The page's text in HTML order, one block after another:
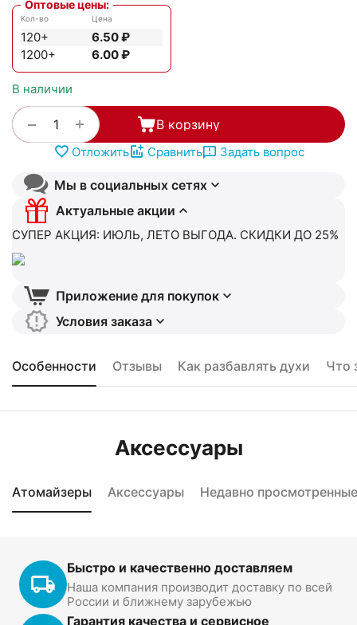
Оптовые цены:
Кол-во
120+
1200+
Цена
6.50₽
6.00₽
В наличии
+
− В корзину
Отложить Сравнить Задать вопрос
Мы в социальных сетях
Актуальные акции
СУПЕР АКЦИЯ: ИЮЛЬ, ЛЕТО ВЫГОДА. СКИДКИ ДО 25%
Приложение для покупок
Условия заказа
Особенности Отзывы Как разбавлять духи Что
Аксессуары
Атомайзеры Аксессуары Недавно просмотренные
Быстро и качественно доставляем
Наша компания производит доставку по всей
России и ближнему зарубежью
Гарантия качества и сервисное